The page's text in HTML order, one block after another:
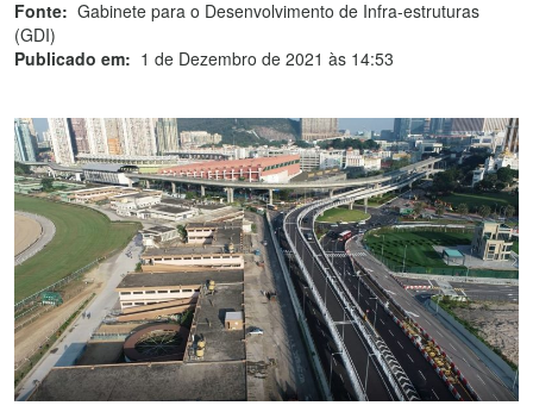
Fonte: Gabinete para o Desenvolvimento de Infra-estruturas
(GDI)
Publicado em: 1 de Dezembro de 2021 às 14:53